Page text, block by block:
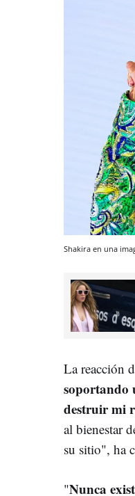
Shakira en una
La reacción
soportando
destruir mi
al bienestar
su sitio", ha
"Nunca